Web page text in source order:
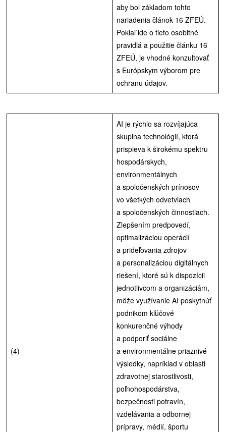
aby bol základom tohto
nariadenia článok 16 ZFEÚ.
Pokiaľ ide o tieto osobitné
pravidlá a použitie článku 16
ZFEÚ, je vhodné konzultovať
s Európskym výborom pre
ochranu údajov.
(4)
AI je rýchlo sa rozvíjajúca
skupina technológií, ktorá
prispieva k širokému spektru
hospodárskych,
environmentálnych
a spoločenských prínosov
vo všetkých odvetviach
a spoločenských činnostiach.
Zlepšením predpovedí,
optimalizáciou operácií
a prideľovania zdrojov
a personalizáciou digitálnych
riešení, ktoré sú k dispozícii
jednotlivcom a organizáciám,
môže využívanie AI poskytnúť
podnikom kľúčové
konkurenčné výhody
a podporiť sociálne
a environmentálne priaznivé
výsledky, napríklad v oblasti
zdravotnej starostlivosti,
poľnohospodárstva,
bezpečnosti potravín,
vzdelávania a odbornej
prípravy, médií, športu